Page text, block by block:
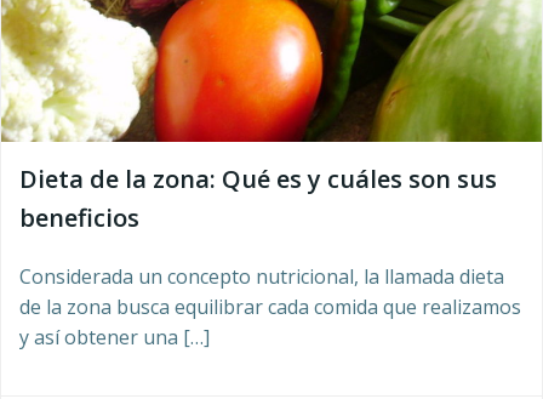
Dieta de la zona: Qué es y cuáles son sus
beneficios
Considerada un concepto nutricional, la llamada dieta
de la zona busca equilibrar cada comida que realizamos
y así obtener una […]